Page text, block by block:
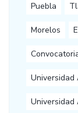
Puebla
Morelos
Universidad
Universidad